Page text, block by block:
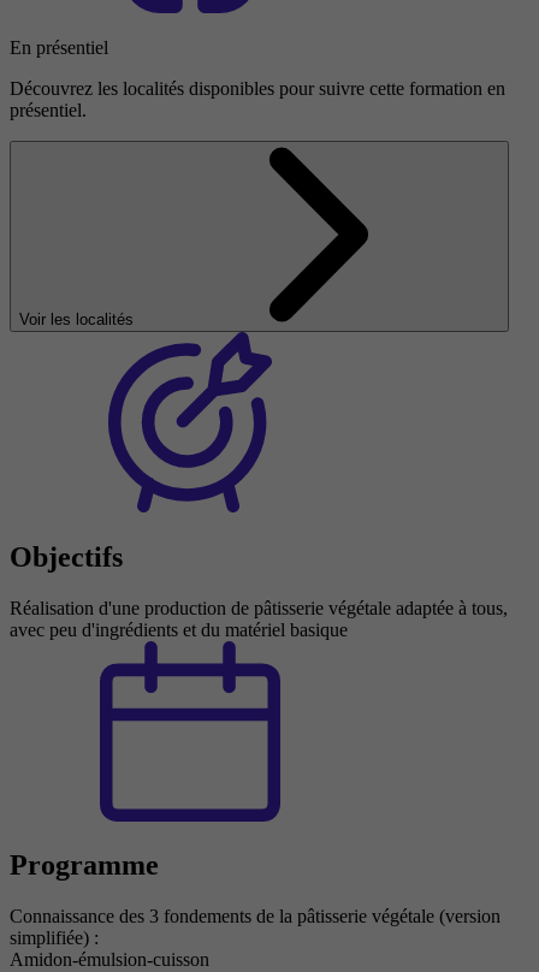
En présentiel
Découvrez les localités disponibles pour suivre cette formation en
présentiel.
Voir les localités
Objectifs
Réalisation d'une production de pâtisserie végétale adaptée à tous,
avec peu d'ingrédients et du matériel basique
Programme
Connaissance des 3 fondements de la pâtisserie végétale (version
simplifiée) :
Amidon-émulsion-cuisson